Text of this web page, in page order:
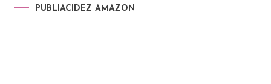
PUBLIACIDEZ AMAZON